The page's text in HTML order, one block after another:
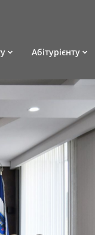
Абітурієнту